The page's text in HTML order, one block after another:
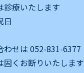
療いたします
日
わせは 052-831-6377
くお断りいたします